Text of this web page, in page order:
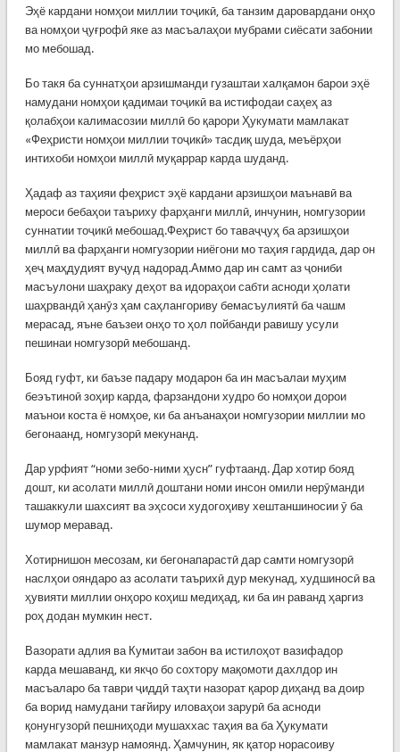
Эҳё кардани номҳои миллии тоҷикӣ, ба танзим даровардани онҳо
ва номҳои ҷуғрофӣ яке аз масъалаҳои мубрами сиёсати забонии
мо мебошад.
Бо такя ба суннатҳои арзишманди гузаштаи халқамон барои эҳё
намудани номҳои қадимаи тоҷикӣ ва истифодаи саҳеҳ аз
қолабҳои калимасозии миллӣ бо қарори Ҳукумати мамлакат
«Феҳристи номҳои миллии тоҷикӣ» тасдиқ шуда, меъёрҳои
интихоби номҳои миллӣ муқаррар карда шуданд.
Ҳадаф аз таҳияи феҳрист эҳё кардани арзишҳои маънавӣ ва
мероси бебаҳои таъриху фарҳанги миллӣ, инчунин, номгузории
суннатии тоҷикӣ мебошад.Феҳрист бо таваҷҷуҳ ба арзишҳои
миллӣ ва фарҳанги номгузории ниёгони мо таҳия гардида, дар он
ҳеҷ маҳдудият вуҷуд надорад.Аммо дар ин самт аз ҷониби
масъулони шаҳраку деҳот ва идораҳои сабти асноди ҳолати
шаҳрвандӣ ҳанӯз ҳам саҳлангориву бемасъулиятӣ ба чашм
мерасад, яъне баъзеи онҳо то ҳол пойбанди равишу усули
пешинаи номгузорӣ мебошанд.
Бояд гуфт, ки баъзе падару модарон ба ин масъалаи муҳим
беэътиноӣ зоҳир карда, фарзандони худро бо номҳои дорои
маънои коста ё номҳое, ки ба анъанаҳои номгузории миллии мо
бегонаанд, номгузорӣ мекунанд.
Дар урфият “номи зебо-ними ҳусн” гуфтаанд. Дар хотир бояд
дошт, ки асолати миллӣ доштани номи инсон омили нерӯманди
ташаккули шахсият ва эҳсоси худогоҳиву хештаншиносии ӯ ба
шумор меравад.
Хотирнишон месозам, ки бегонапарастӣ дар самти номгузорӣ
наслҳои ояндаро аз асолати таърихӣ дур мекунад, худшиносӣ ва
ҳувияти миллии онҳоро коҳиш медиҳад, ки ба ин раванд ҳаргиз
роҳ додан мумкин нест.
Вазорати адлия ва Кумитаи забон ва истилоҳот вазифадор
карда мешаванд, ки якҷо бо сохтору мақомоти дахлдор ин
масъаларо ба таври ҷиддӣ таҳти назорат қарор диҳанд ва доир
ба ворид намудани тағйиру иловаҳои зарурӣ ба асноди
қонунгузорӣ пешниҳоди мушаххас таҳия ва ба Ҳукумати
мамлакат манзур намоянд. Ҳамчунин, як қатор норасоиву